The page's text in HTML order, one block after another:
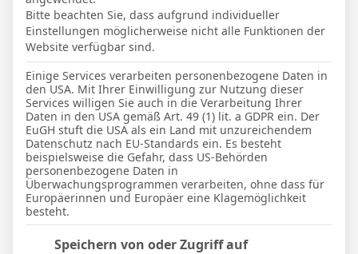
GESAMTE STATISTIK
La Liga 2025-2026
5 1 4 150′ 1 1
LETZTE BEGEGNUNGEN
Datum Ergebnis
La Liga 2025-2026
Bitte beachten Sie, dass aufgrund individueller
Einstellungen möglicherweise nicht alle Funktionen der
Website verfügbar sind.
Einige Services verarbeiten personenbezogene Daten in
den USA. Mit Ihrer Einwilligung zur Nutzung dieser
Services willigen Sie auch in die Verarbeitung Ihrer
Daten in den USA gemäß Art. 49 (1) lit. a GDPR ein. Der
EuGH stuft die USA als ein Land mit unzureichendem
Datenschutz nach EU-Standards ein. Es besteht
beispielsweise die Gefahr, dass US-Behörden
personenbezogene Daten in
Überwachungsprogrammen verarbeiten, ohne dass für
Europäerinnen und Europäer eine Klagemöglichkeit
besteht.
Im Folgenden finden Sie eine Liste der Zwecke des IAB
Speichern von oder Zugriff auf